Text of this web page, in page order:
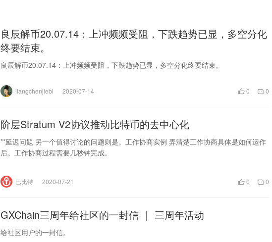
良辰解币20.07.14：上冲频频受阻，下跌趋势已显，多空分化
终要结束。
良辰解币20.07.14：上冲频频受阻，下跌趋势已显，多空分化终要结束。
liangchenjiebi 2020-07-14 0 0
阶层Stratum V2协议推动比特币的去中心化
**延迟问题 另一个值得讨论的问题则是。工作协商实例 弄清楚工作协商具体是如何运作
后。工作协商过程需要几秒钟完成。
巴比特 2020-07-21 0 0
GXChain三周年给社区的一封信 ｜ 三周年活动
给社区用户的一封信。